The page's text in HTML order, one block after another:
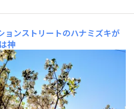
ョンストリートのハナミズキが
神